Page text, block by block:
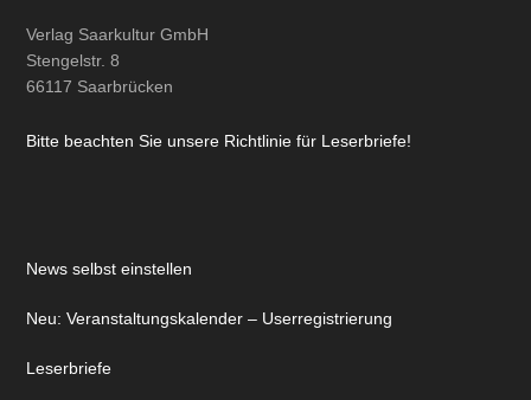
Verlag Saarkultur GmbH
Stengelstr. 8
66117 Saarbrücken
Bitte beachten Sie unsere Richtlinie für Leserbriefe!
News selbst einstellen
Neu: Veranstaltungskalender – Userregistrierung
Leserbriefe